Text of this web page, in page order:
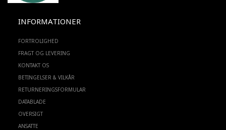
INFORMATIONER
FORTROLIGHED
FRAGT OG LEVERING
KONTAKT OS
BETINGELSER & VILKÅR
RETURNERINGSFORMULAR
DATABLADE
OVERSIGT
ANSATTE